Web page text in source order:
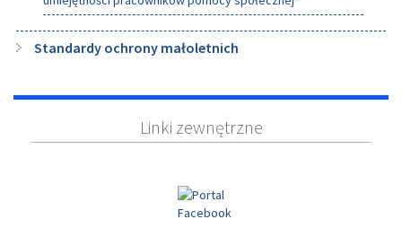
Standardy ochrony małoletnich
Linki zewnętrzne